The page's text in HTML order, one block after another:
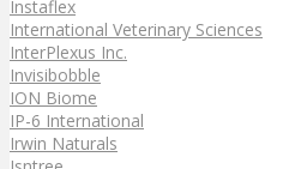
Instaflex
International Veterinary Sciences
InterPlexus Inc.
Invisibobble
ION Biome
IP-6 International
Irwin Naturals